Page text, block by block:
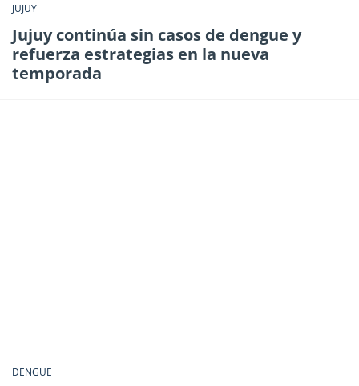
JUJUY
Jujuy continúa sin casos de dengue y
refuerza estrategias en la nueva
temporada
DENGUE